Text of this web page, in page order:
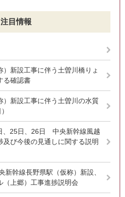
注目情報
新設工事に伴う土曽川橋りょ
る確認書
）新設工事に伴う土曽川の水質
、25日、26日 中央新幹線風越
及び今後の見通しに関する説明
幹線長野県駅（仮称）新設、
（上郷）工事進捗説明会